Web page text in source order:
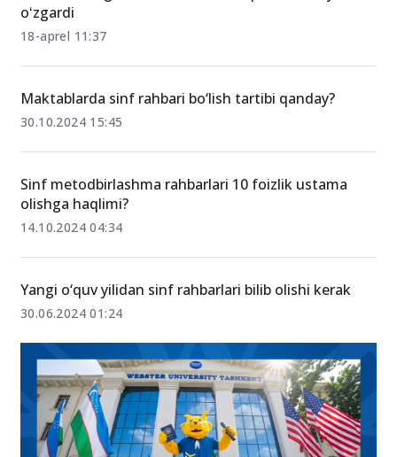
oʻzgardi
18-aprel 11:37
Maktablarda sinf rahbari bo‘lish tartibi qanday?
30.10.2024 15:45
olishga haqlimi?
14.10.2024 04:34
30.06.2024 01:24